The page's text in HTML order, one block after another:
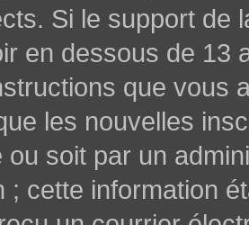
Si le support de
en dessous de 13
que vous
les nouvelles
ou soit par un
; cette information